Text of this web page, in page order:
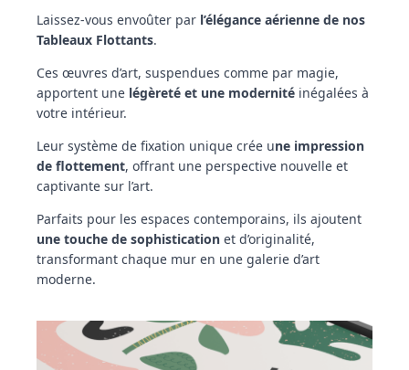
Laissez-vous envoûter par l’élégance aérienne de nos
Tableaux Flottants.
Ces œuvres d’art, suspendues comme par magie,
apportent une légèreté et une modernité inégalées à
votre intérieur.
Leur système de fixation unique crée une impression
de flottement, offrant une perspective nouvelle et
captivante sur l’art.
Parfaits pour les espaces contemporains, ils ajoutent
une touche de sophistication et d’originalité,
transformant chaque mur en une galerie d’art
moderne.